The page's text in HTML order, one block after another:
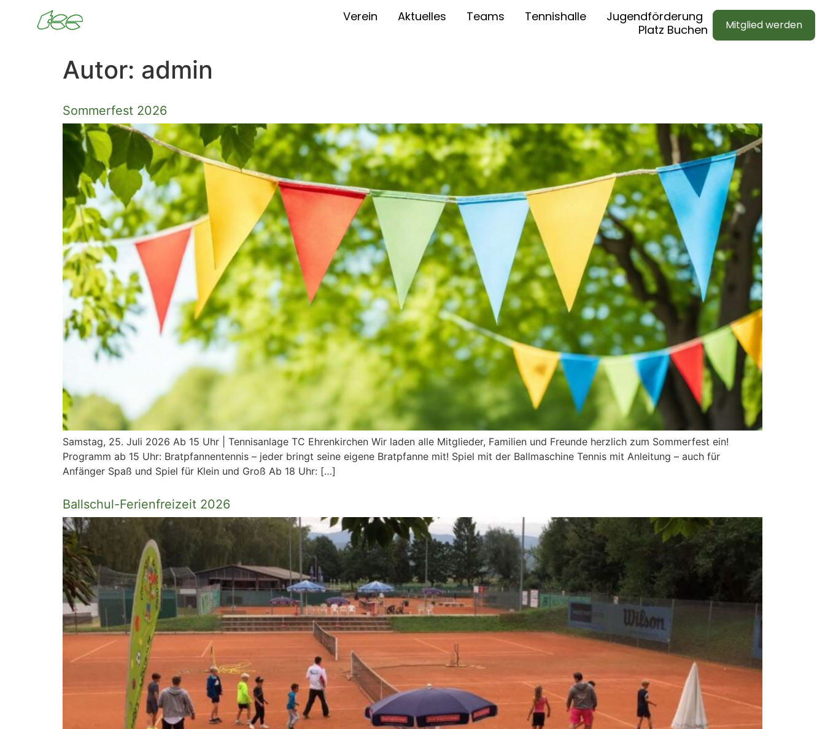
Verein Aktuelles Teams Tennishalle
Jugendförderung
Platz Buchen
Mitglied werden
Autor: admin
Sommerfest 2026
Samstag, 25. Juli 2026 Ab 15 Uhr | Tennisanlage TC Ehrenkirchen Wir laden alle Mitglieder, Familien und Freunde herzlich zum Sommerfest ein!
Programm ab 15 Uhr: Bratpfannentennis – jeder bringt seine eigene Bratpfanne mit! Spiel mit der Ballmaschine Tennis mit Anleitung – auch für
Anfänger Spaß und Spiel für Klein und Groß Ab 18 Uhr: […]
Ballschul-Ferienfreizeit 2026